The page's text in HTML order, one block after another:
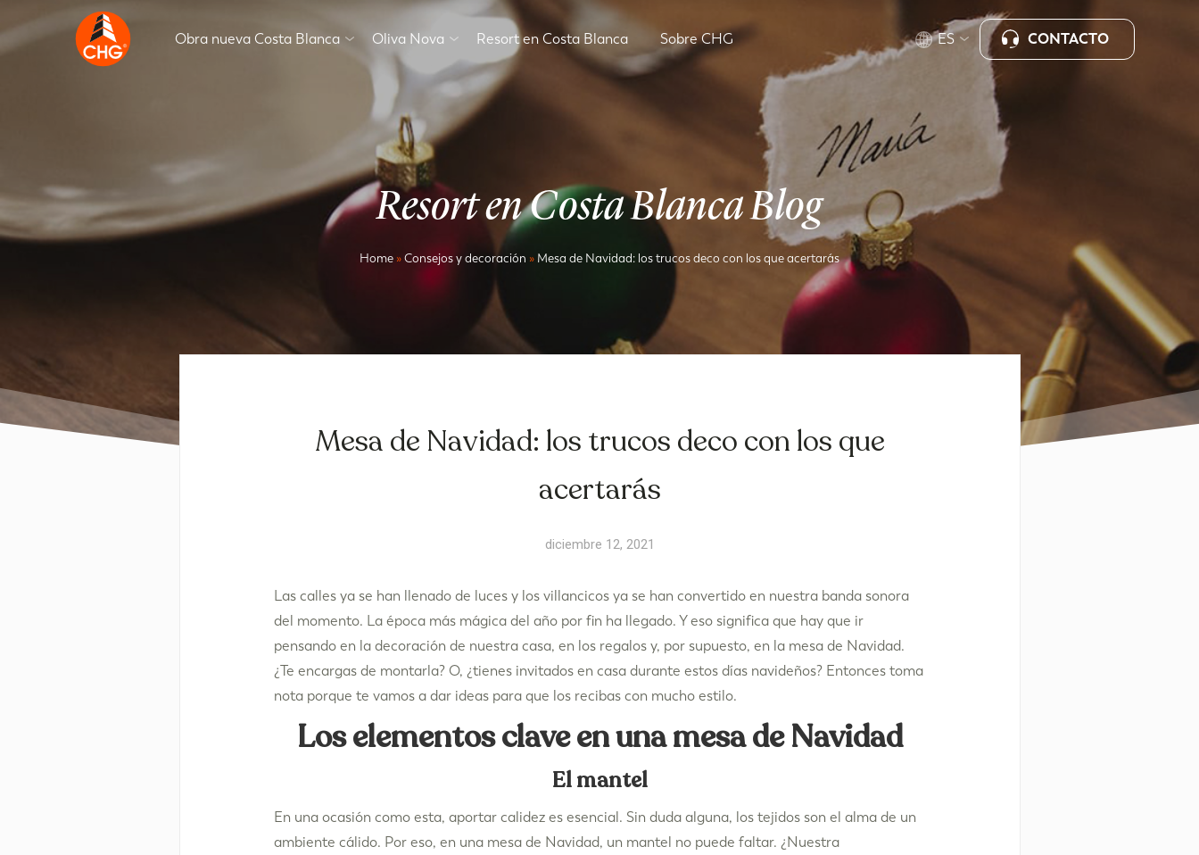
Obra nueva Costa Blanca Oliva Nova Resort en Costa Blanca Sobre CHG ES CONTACTO
Resort en Costa Blanca Blog
Home »Consejos y decoración » Mesa de Navidad: los trucos deco con los que acertarás
Mesa de Navidad: los trucos deco con los que
acertarás
diciembre 12, 2021
Las calles ya se han llenado de luces y los villancicos ya se han convertido en nuestra banda sonora
del momento. La época más mágica del año por fin ha llegado. Y eso significa que hay que ir
pensando en la decoración de nuestra casa, en los regalos y, por supuesto, en la mesa de Navidad.
¿Te encargas de montarla? O, ¿tienes invitados en casa durante estos días navideños? Entonces toma
nota porque te vamos a dar ideas para que los recibas con mucho estilo.
Los elementos clave en una mesa de Navidad
El mantel
En una ocasión como esta, aportar calidez es esencial. Sin duda alguna, los tejidos son el alma de un
ambiente cálido. Por eso, en una mesa de Navidad, un mantel no puede faltar. ¿Nuestra